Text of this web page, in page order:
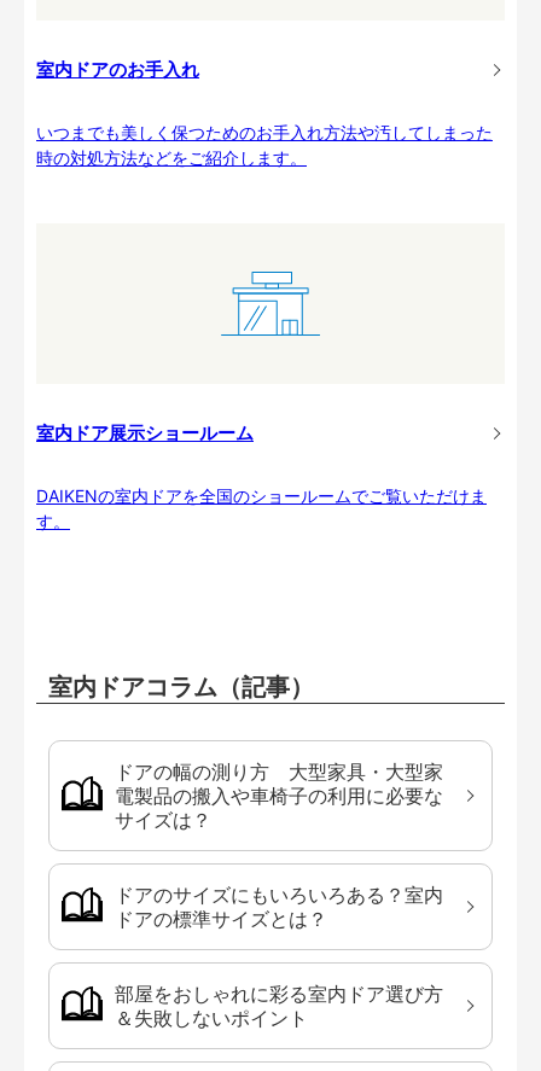
室内ドアのお手入れ
いつまでも美しく保つためのお手入れ方法や汚してしまった
時の対処方法などをご紹介します。
室内ドア展示ショールーム
DAIKENの室内ドアを全国のショールームでご覧いただけま
す。
室内ドアコラム（記事）
ドアの幅の測り方 大型家具・大型家
電製品の搬入や車椅子の利用に必要な
サイズは？
ドアのサイズにもいろいろある？室内
ドアの標準サイズとは？
部屋をおしゃれに彩る室内ドア選び方
＆失敗しないポイント